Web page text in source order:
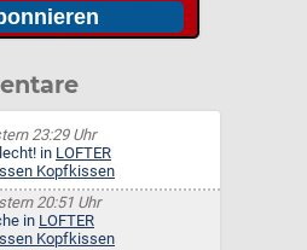
23:29 Uhr
in LOFTER
Kopfkissen
20:51 Uhr
in LOFTER
Kopfkissen